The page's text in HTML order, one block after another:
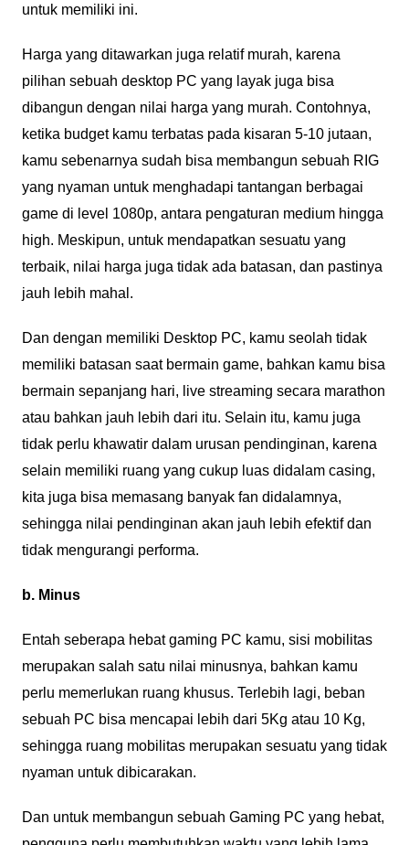
untuk memiliki ini.
Harga yang ditawarkan juga relatif murah, karena
pilihan sebuah desktop PC yang layak juga bisa
dibangun dengan nilai harga yang murah. Contohnya,
ketika budget kamu terbatas pada kisaran 5-10 jutaan,
kamu sebenarnya sudah bisa membangun sebuah RIG
yang nyaman untuk menghadapi tantangan berbagai
game di level 1080p, antara pengaturan medium hingga
high. Meskipun, untuk mendapatkan sesuatu yang
terbaik, nilai harga juga tidak ada batasan, dan pastinya
jauh lebih mahal.
Dan dengan memiliki Desktop PC, kamu seolah tidak
memiliki batasan saat bermain game, bahkan kamu bisa
bermain sepanjang hari, live streaming secara marathon
atau bahkan jauh lebih dari itu. Selain itu, kamu juga
tidak perlu khawatir dalam urusan pendinginan, karena
selain memiliki ruang yang cukup luas didalam casing,
kita juga bisa memasang banyak fan didalamnya,
sehingga nilai pendinginan akan jauh lebih efektif dan
tidak mengurangi performa.
b. Minus
Entah seberapa hebat gaming PC kamu, sisi mobilitas
merupakan salah satu nilai minusnya, bahkan kamu
perlu memerlukan ruang khusus. Terlebih lagi, beban
sebuah PC bisa mencapai lebih dari 5Kg atau 10 Kg,
sehingga ruang mobilitas merupakan sesuatu yang tidak
nyaman untuk dibicarakan.
Dan untuk membangun sebuah Gaming PC yang hebat,